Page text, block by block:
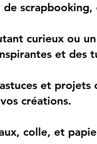
curieux ou
et des
et
créations.
colle, et